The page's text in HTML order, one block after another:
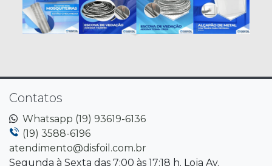
Contatos
Whatsapp (19) 93619-6136
(19) 3588-6196
atendimento@disfoil.com.br
Segunda à Sexta das 7:00 às 17:18 h. Loja Av.